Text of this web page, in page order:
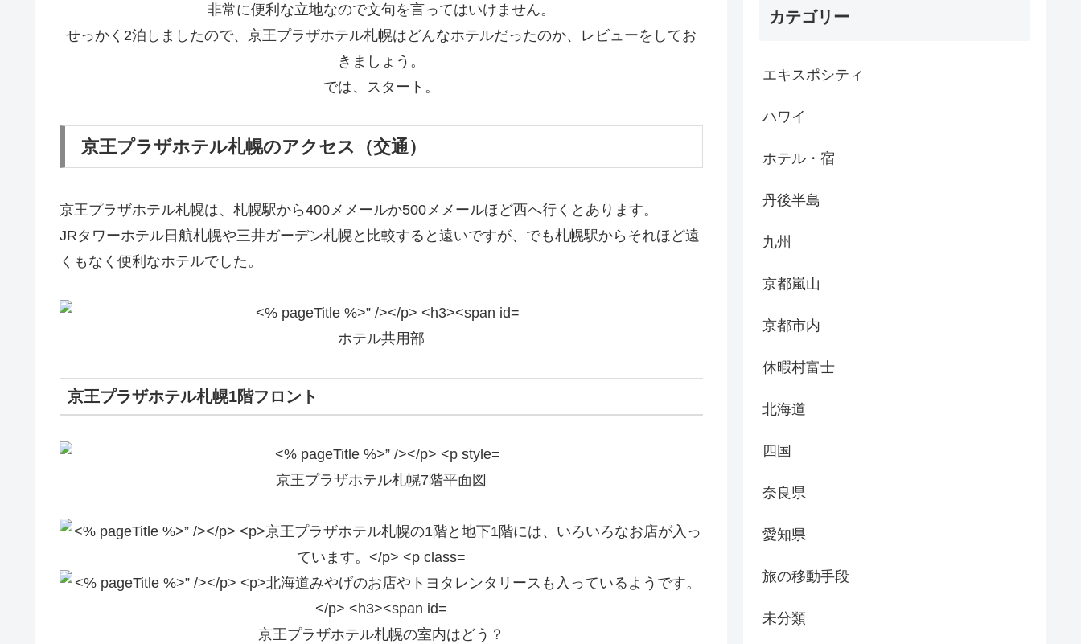
非常に便利な立地なので文句を言ってはいけません。
せっかく2泊しましたので、京王プラザホテル札幌はどんなホテルだったのか、レビューをしてお
きましょう。
では、スタート。
京王プラザホテル札幌のアクセス（交通）
京王プラザホテル札幌は、札幌駅から400メメールか500メメールほど西へ行くとあります。
JRタワーホテル日航札幌や三井ガーデン札幌と比較すると遠いですが、でも札幌駅からそれほど遠
くもなく便利なホテルでした。
ホテル共用部
京王プラザホテル札幌1階フロント
京王プラザホテル札幌7階平面図
京王プラザホテル札幌の室内はどう？
カテゴリー
エキスポシティ
ハワイ
ホテル・宿
丹後半島
九州
京都嵐山
京都市内
休暇村富士
北海道
四国
奈良県
愛知県
旅の移動手段
未分類